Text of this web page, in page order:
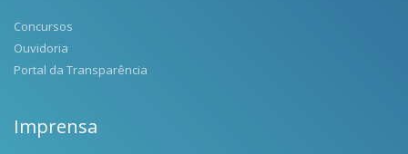
Concursos
Ouvidoria
Portal da Transparência
Imprensa